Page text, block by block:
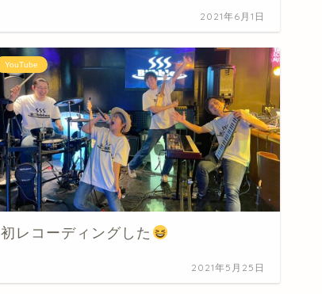
2021年6月1日
YouTube
初レコーディングした
2021年5月25日